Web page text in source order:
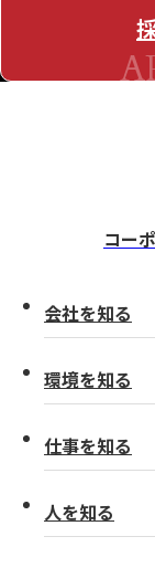
コー
会社を知る
環境を知る
仕事を知る
人を知る